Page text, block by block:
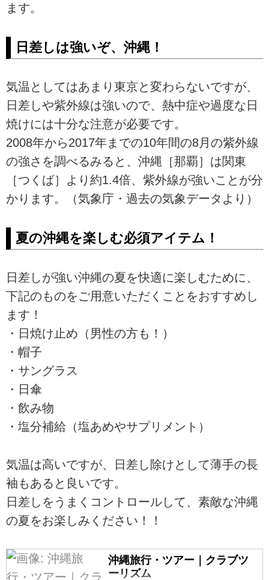
ます。
日差しは強いぞ、沖縄！
気温としてはあまり東京と変わらないですが、
日差しや紫外線は強いので、熱中症や過度な日
焼けには十分な注意が必要です。
2008年から2017年までの10年間の8月の紫外線
の強さを調べるみると、沖縄［那覇］は関東
［つくば］より約1.4倍、紫外線が強いことが分
かります。（気象庁・過去の気象データより）
夏の沖縄を楽しむ必須アイテム！
日差しが強い沖縄の夏を快適に楽しむために、
下記のものをご用意いただくことをおすすめし
ます！
・日焼け止め（男性の方も！）
・帽子
・サングラス
・日傘
・飲み物
・塩分補給（塩あめやサプリメント）
気温は高いですが、日差し除けとして薄手の長
袖もあると良いです。
日差しをうまくコントロールして、素敵な沖縄
の夏をお楽しみください！！
沖縄旅行・ツアー｜クラブツ
ーリズム